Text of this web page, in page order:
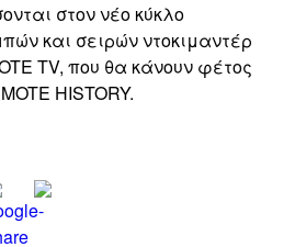
στον νέο κύκλο
και σειρών ντοκιμαντέρ
TV, που θα κάνουν φέτος
HISTORY.